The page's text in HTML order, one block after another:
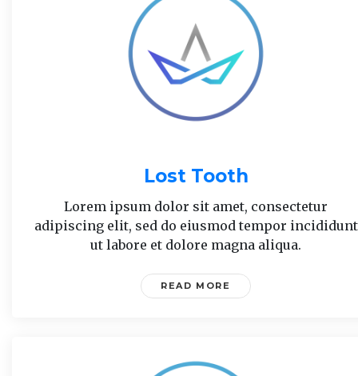
Lost Tooth
Lorem ipsum dolor sit amet, consectetur
adipiscing elit, sed do eiusmod tempor incididunt
ut labore et dolore magna aliqua.
READ MORE